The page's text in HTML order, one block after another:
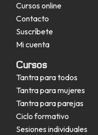
Cursos online
Contacto
Suscríbete
Mi cuenta
Cursos
Tantra para todos
Tantra para mujeres
Tantra para parejas
Ciclo formativo
Sesiones individuales